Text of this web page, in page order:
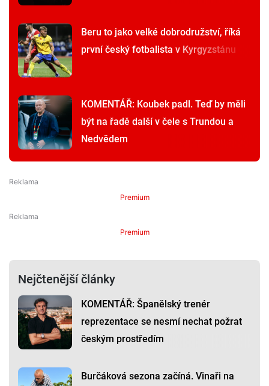
Beru to jako velké dobrodružství, říká
první český fotbalista v Kyrgyzstánu
KOMENTÁŘ: Koubek padl. Teď by měli
být na řadě další v čele s Trundou a
Nedvědem
Premium
Premium
Nejčtenější články
KOMENTÁŘ: Španělský trenér
reprezentace se nesmí nechat požrat
českým prostředím
Burčáková sezona začíná. Vinaři na